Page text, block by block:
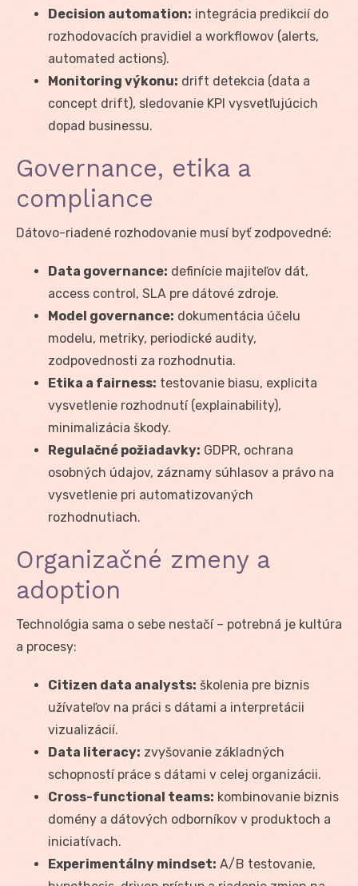
Decision automation: integrácia predikcií do
rozhodovacích pravidiel a workflowov (alerts,
automated actions).
Monitoring výkonu: drift detekcia (data a
concept drift), sledovanie KPI vysvetľujúcich
dopad businessu.
Governance, etika a
compliance
Dátovo-riadené rozhodovanie musí byť zodpovedné:
Data governance: definície majiteľov dát,
access control, SLA pre dátové zdroje.
Model governance: dokumentácia účelu
modelu, metriky, periodické audity,
zodpovednosti za rozhodnutia.
Etika a fairness: testovanie biasu, explicita
vysvetlenie rozhodnutí (explainability),
minimalizácia škody.
Regulačné požiadavky: GDPR, ochrana
osobných údajov, záznamy súhlasov a právo na
vysvetlenie pri automatizovaných
rozhodnutiach.
Organizačné zmeny a
adoption
Technológia sama o sebe nestačí – potrebná je kultúra
a procesy:
Citizen data analysts: školenia pre biznis
užívateľov na práci s dátami a interpretácii
vizualizácií.
Data literacy: zvyšovanie základných
schopností práce s dátami v celej organizácii.
Cross-functional teams: kombinovanie biznis
domény a dátových odborníkov v produktoch a
iniciatívach.
Experimentálny mindset: A/B testovanie,